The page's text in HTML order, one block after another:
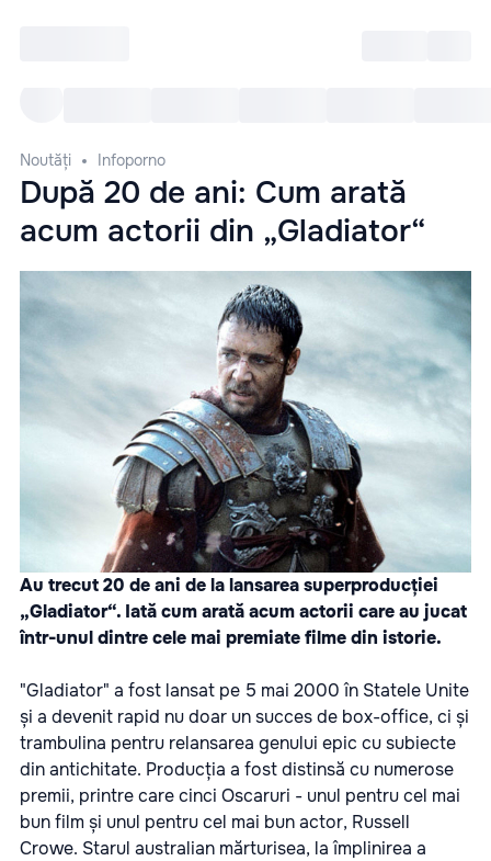
Noutăți Infoporno
După 20 de ani: Cum arată
acum actorii din „Gladiator“
Au trecut 20 de ani de la lansarea superproducției
„Gladiator“. Iată cum arată acum actorii care au jucat
într-unul dintre cele mai premiate filme din istorie.
"Gladiator" a fost lansat pe 5 mai 2000 în Statele Unite
și a devenit rapid nu doar un succes de box-office, ci și
trambulina pentru relansarea genului epic cu subiecte
din antichitate. Producția a fost distinsă cu numerose
premii, printre care cinci Oscaruri - unul pentru cel mai
bun film și unul pentru cel mai bun actor, Russell
Crowe. Starul australian mărturisea, la împlinirea a